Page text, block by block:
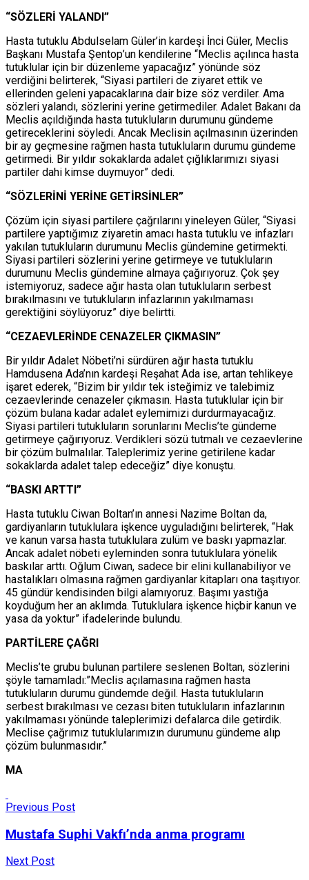
“SÖZLERİ YALANDI”
Hasta tutuklu Abdulselam Güler’in kardeşi İnci Güler, Meclis
Başkanı Mustafa Şentop’un kendilerine “Meclis açılınca hasta
tutuklular için bir düzenleme yapacağız” yönünde söz
verdiğini belirterek, “Siyasi partileri de ziyaret ettik ve
ellerinden geleni yapacaklarına dair bize söz verdiler. Ama
sözleri yalandı, sözlerini yerine getirmediler. Adalet Bakanı da
Meclis açıldığında hasta tutukluların durumunu gündeme
getireceklerini söyledi. Ancak Meclisin açılmasının üzerinden
bir ay geçmesine rağmen hasta tutukluların durumu gündeme
getirmedi. Bir yıldır sokaklarda adalet çığlıklarımızı siyasi
partiler dahi kimse duymuyor” dedi.
“SÖZLERİNİ YERİNE GETİRSİNLER”
Çözüm için siyasi partilere çağrılarını yineleyen Güler, “Siyasi
partilere yaptığımız ziyaretin amacı hasta tutuklu ve infazları
yakılan tutukluların durumunu Meclis gündemine getirmekti.
Siyasi partileri sözlerini yerine getirmeye ve tutukluların
durumunu Meclis gündemine almaya çağırıyoruz. Çok şey
istemiyoruz, sadece ağır hasta olan tutukluların serbest
bırakılmasını ve tutukluların infazlarının yakılmaması
gerektiğini söylüyoruz” diye belirtti.
“CEZAEVLERİNDE CENAZELER ÇIKMASIN”
Bir yıldır Adalet Nöbeti’ni sürdüren ağır hasta tutuklu
Hamdusena Ada’nın kardeşi Reşahat Ada ise, artan tehlikeye
işaret ederek, “Bizim bir yıldır tek isteğimiz ve talebimiz
cezaevlerinde cenazeler çıkmasın. Hasta tutuklular için bir
çözüm bulana kadar adalet eylemimizi durdurmayacağız.
Siyasi partileri tutukluların sorunlarını Meclis’te gündeme
getirmeye çağırıyoruz. Verdikleri sözü tutmalı ve cezaevlerine
bir çözüm bulmalılar. Taleplerimiz yerine getirilene kadar
sokaklarda adalet talep edeceğiz” diye konuştu.
“BASKI ARTTI”
Hasta tutuklu Ciwan Boltan’ın annesi Nazime Boltan da,
gardiyanların tutuklulara işkence uyguladığını belirterek, “Hak
ve kanun varsa hasta tutuklulara zulüm ve baskı yapmazlar.
Ancak adalet nöbeti eyleminden sonra tutuklulara yönelik
baskılar arttı. Oğlum Ciwan, sadece bir elini kullanabiliyor ve
hastalıkları olmasına rağmen gardiyanlar kitapları ona taşıtıyor.
45 gündür kendisinden bilgi alamıyoruz. Başımı yastığa
koyduğum her an aklımda. Tutuklulara işkence hiçbir kanun ve
yasa da yoktur” ifadelerinde bulundu.
PARTİLERE ÇAĞRI
Meclis’te grubu bulunan partilere seslenen Boltan, sözlerini
şöyle tamamladı:”Meclis açılamasına rağmen hasta
tutukluların durumu gündemde değil. Hasta tutukluların
serbest bırakılması ve cezası biten tutukluların infazlarının
yakılmaması yönünde taleplerimizi defalarca dile getirdik.
Meclise çağrımız tutuklularımızın durumunu gündeme alıp
çözüm bulunmasıdır.”
MA
Previous Post
Mustafa Suphi Vakfı’nda anma programı
Next Post